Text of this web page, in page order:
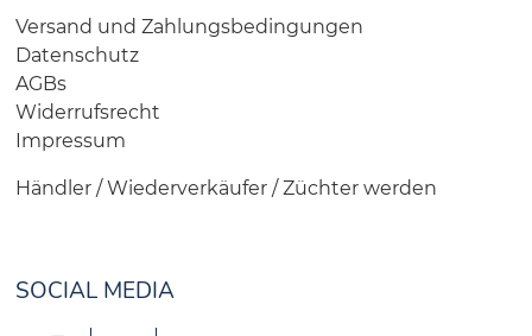
Versand und Zahlungsbedingungen
Datenschutz
AGBs
Widerrufsrecht
Impressum
Händler / Wiederverkäufer / Züchter werden
SOCIAL MEDIA